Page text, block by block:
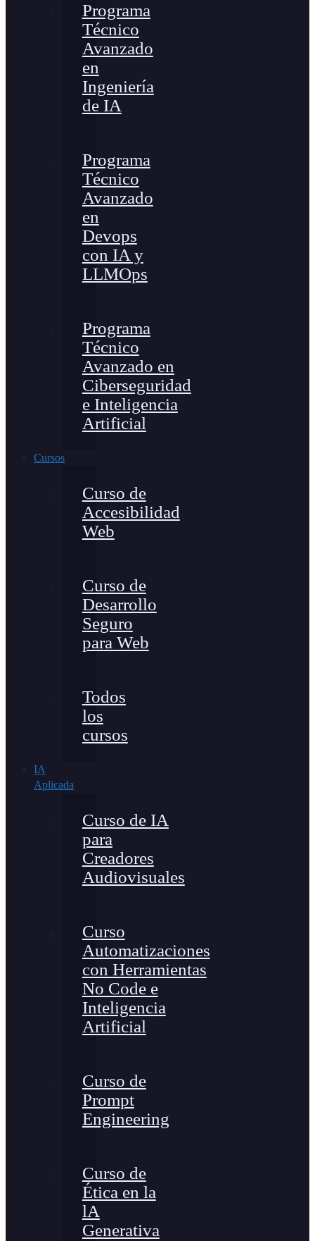
Programa
Técnico
Avanzado
en
Ingeniería
de IA
Programa
Técnico
Avanzado
en
Devops
con IA y
LLMOps
Programa
Técnico
Avanzado en
Ciberseguridad
e Inteligencia
Artificial
Cursos
Curso de
Accesibilidad
Web
Curso de
Desarrollo
Seguro
para Web
Todos
los
cursos
IA
Aplicada
Curso de IA
para
Creadores
Audiovisuales
Curso
Automatizaciones
con Herramientas
No Code e
Inteligencia
Artificial
Curso de
Prompt
Engineering
Curso de
Ética en la
lA
Generativa